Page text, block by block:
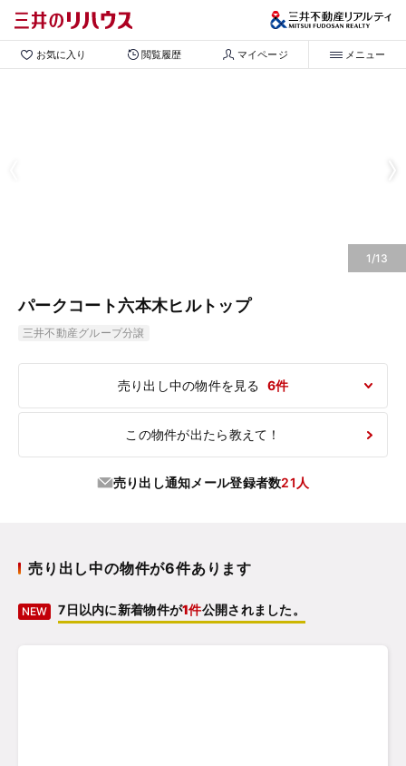
お気に入り 閲覧履歴 マイページ メニュー
1/13
パークコート六本木ヒルトップ
三井不動産グループ分譲
売り出し中の物件を見る 6件
この物件が出たら教えて！
売り出し通知メール登録者数21人
売り出し中の物件が6件あります
NEW 7日以内に新着物件が1件公開されました。